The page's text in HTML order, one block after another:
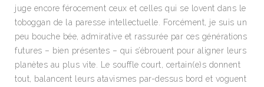
juge encore férocement ceux et celles qui se lovent dans le
toboggan de la paresse intellectuelle. Forcément, je suis un
peu bouche bée, admirative et rassurée par ces générations
futures – bien présentes – qui s’ébrouent pour aligner leurs
planètes au plus vite. Le souffle court, certain(e)s donnent
tout, balancent leurs atavismes par-dessus bord et voguent